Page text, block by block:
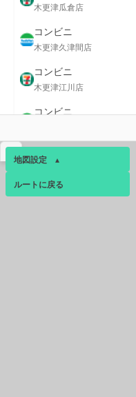
木更津瓜倉店
コンビニ
木更津久津間店
コンビニ
木更津江川店
コンビニ
コンビニ
木更津１６号バイパス店
地図設定 ▴
ベース ▴
ルートに戻る